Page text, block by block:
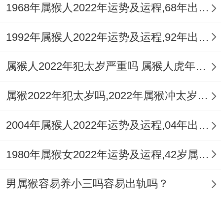
1968年属猴人2022年运势及运程,68年出生的54岁属猴2022年每月运程详解
1992年属猴人2022年运势及运程,92年出生的30岁属猴2022年每月运程详解
属猴人2022年犯太岁严重吗 属猴人虎年需要佩戴什么风水吉祥物
属猴2022年犯太岁吗,2022年属猴冲太岁如何化解运势
2004年属猴人2022年运势及运程,04年出生的18岁属猴2022年每月运程详解
1980年属猴女2022年运势及运程,42岁属猴人2022全年每月运势女性如何
男属猴容易养小三吗容易出轨吗？